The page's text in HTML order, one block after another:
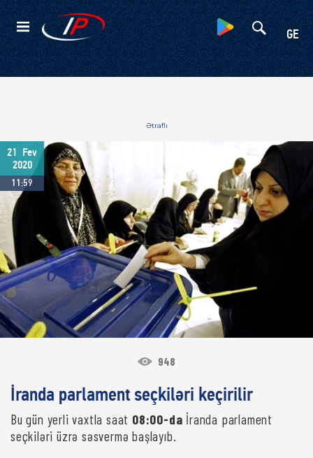
GE
Kateqoriyalar
Ətraflı
21
Fev
2020
11:59
948
İranda parlament seçkiləri keçirilir
Bu gün yerli vaxtla saat 08:00-da İranda parlament
seçkiləri üzrə səsvermə başlayıb.